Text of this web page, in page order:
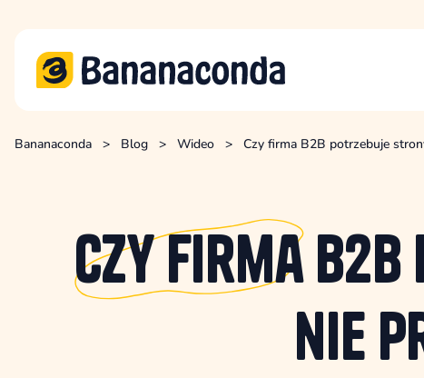
Bananaconda > Blog > Wideo > Czy firma B2B potrzebuje
Czy firma
nie